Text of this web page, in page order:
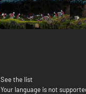
See the list
Your language is not